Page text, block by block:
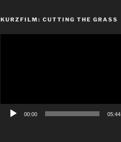
KURZFILM: CUTTING THE GRASS
00:00 05:44